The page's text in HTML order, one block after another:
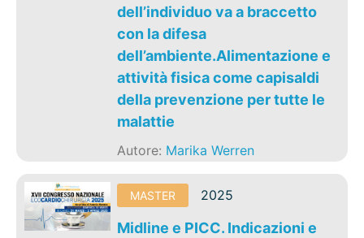
dell’individuo va a braccetto
con la difesa
dell’ambiente.Alimentazione e
attività fisica come capisaldi
della prevenzione per tutte le
malattie
Autore: Marika Werren
MASTER 2025
Midline e PICC. Indicazioni e